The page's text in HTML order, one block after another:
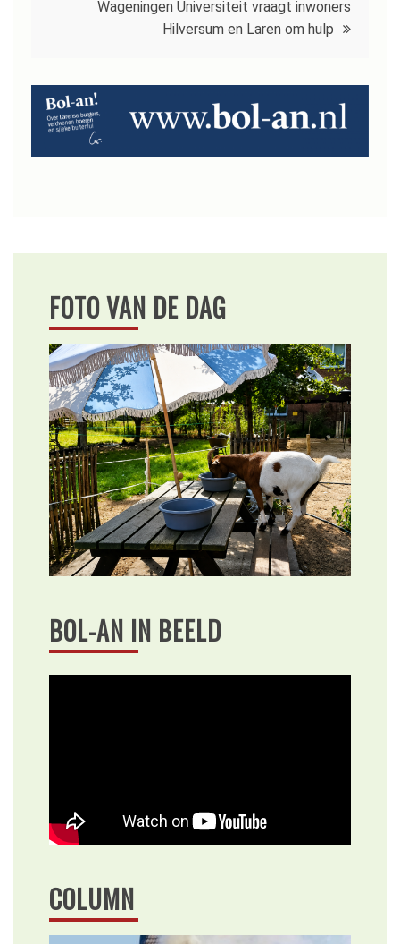
Wageningen Universiteit vraagt inwoners
Hilversum en Laren om hulp
FOTO VAN DE DAG
BOL-AN IN BEELD
COLUMN